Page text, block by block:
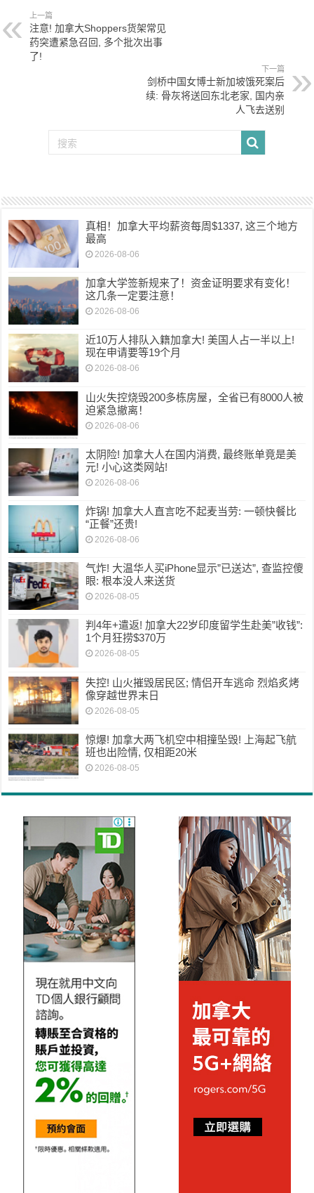
上一篇
注意! 加拿大Shoppers货架常见
药突遭紧急召回, 多个批次出事
了!
下一篇
剑桥中国女博士新加坡饿死案后
续: 骨灰将送回东北老家, 国内亲
人飞去送别
真相！加拿大平均薪资每周$1337, 这三个地方
最高
2026-08-06
加拿大学签新规来了！资金证明要求有变化！
这几条一定要注意！
2026-08-06
近10万人排队入籍加拿大! 美国人占一半以上!
现在申请要等19个月
2026-08-06
山火失控烧毁200多栋房屋，全省已有8000人被
迫紧急撤离！
2026-08-06
太阴险! 加拿大人在国内消费, 最终账单竟是美
元! 小心这类网站!
2026-08-06
炸锅! 加拿大人直言吃不起麦当劳: 一顿快餐比
“正餐”还贵!
2026-08-06
气炸! 大温华人买iPhone显示”已送达”, 查监控傻
眼: 根本没人来送货
2026-08-05
判4年+遣返! 加拿大22岁印度留学生赴美”收钱”:
1个月狂捞$370万
2026-08-05
失控! 山火摧毁居民区; 情侣开车逃命 烈焰炙烤
像穿越世界末日
2026-08-05
惊爆! 加拿大两飞机空中相撞坠毁! 上海起飞航
班也出险情, 仅相距20米
2026-08-05